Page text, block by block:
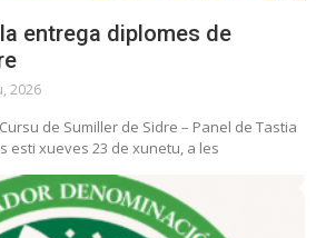
entrega diplomes de
2026
de Sumiller de Sidre – Panel de Tastia
esti xueves 23 de xunetu, a les